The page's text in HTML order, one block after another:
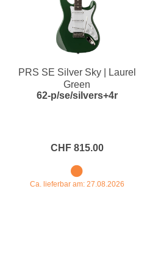
PRS SE Silver Sky | Laurel
Green
62-p/se/silvers+4r
CHF 815.00
Ca. lieferbar am: 27.08.2026